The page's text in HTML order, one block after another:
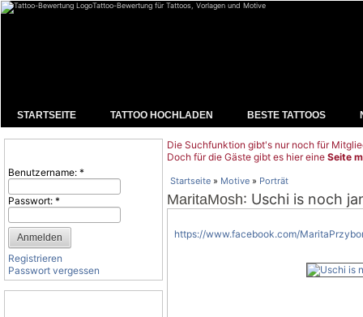
Tattoo-Bewertung für Tattoos, Vorlagen und Motive
STARTSEITE TATTOO HOCHLADEN BESTE TATTOOS
Benutzername: *
Passwort: *
Registrieren
Passwort vergessen
Die Suchfunktion gibt's nur noch für
Doch für die Gäste gibt es hier eine Seite
Startseite » Motive » Porträt
MaritaMosh: Uschi is noch
https://www.facebook.com/